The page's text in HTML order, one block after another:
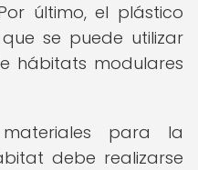
último, el plástico
se puede utilizar
hábitats modulares
para la
debe realizarse